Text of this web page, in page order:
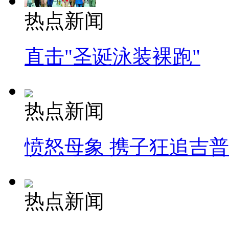
热点新闻
直击"圣诞泳装裸跑"
热点新闻
愤怒母象 携子狂追吉
热点新闻